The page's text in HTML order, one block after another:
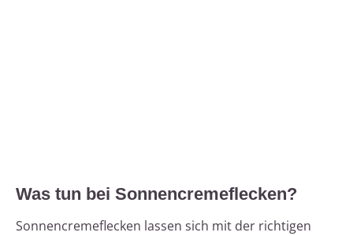
Was tun bei Sonnencremeflecken?
Sonnencremeflecken lassen sich mit der richtigen